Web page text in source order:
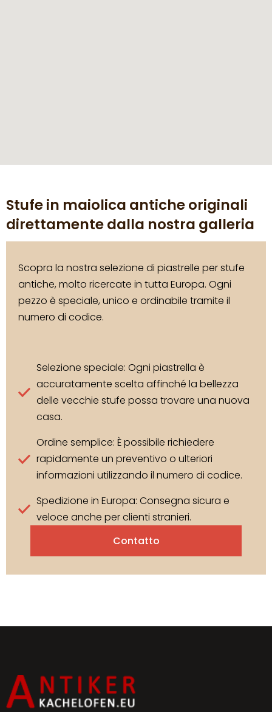
Stufe in maiolica antiche originali
direttamente dalla nostra galleria
Scopra la nostra selezione di piastrelle per stufe
antiche, molto ricercate in tutta Europa. Ogni
pezzo è speciale, unico e ordinabile tramite il
numero di codice.
Selezione speciale: Ogni piastrella è
accuratamente scelta affinché la bellezza
delle vecchie stufe possa trovare una nuova
casa.
Ordine semplice: È possibile richiedere
rapidamente un preventivo o ulteriori
informazioni utilizzando il numero di codice.
Spedizione in Europa: Consegna sicura e
veloce anche per clienti stranieri.
Contatto